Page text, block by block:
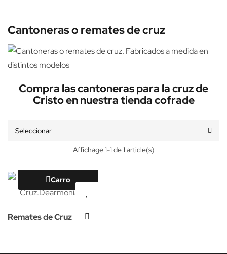
Cantoneras o remates de cruz
Compra las cantoneras para la cruz de
Cristo en nuestra tienda cofrade
Seleccionar
Affichage 1-1 de 1 article(s)
Carro
Remates de Cruz